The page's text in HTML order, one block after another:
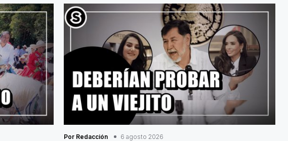
Por Redacción 6 agosto 2026